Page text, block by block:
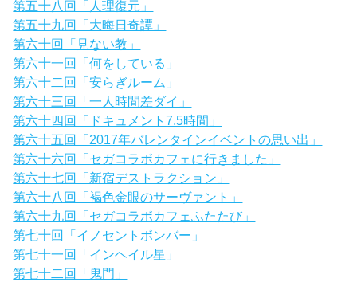
第五十八回「人理復元」
第五十九回「大晦日奇譚」
第六十回「見ない教」
第六十一回「何をしている」
第六十二回「安らぎルーム」
第六十三回「一人時間差ダイ」
第六十四回「ドキュメント7.5時間」
第六十五回「2017年バレンタインイベントの思い出」
第六十六回「セガコラボカフェに行きました」
第六十七回「新宿デストラクション」
第六十八回「褐色金眼のサーヴァント」
第六十九回「セガコラボカフェふたたび」
第七十回「イノセントボンバー」
第七十一回「インヘイル星」
第七十二回「鬼門」